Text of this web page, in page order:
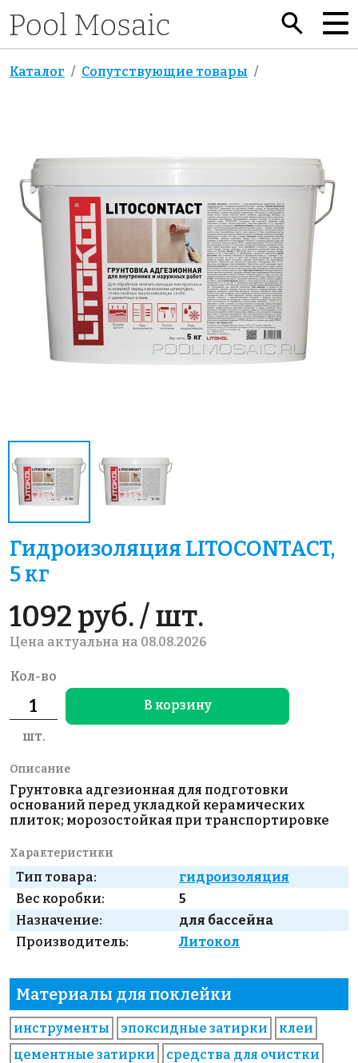
Каталог Сопутствующие товары
Гидроизоляция LITOCONTACT,
5 кг
1092 руб. / шт.
Цена актуальна на 08.08.2026
Кол-во
шт.
В корзину
Описание
Грунтовка адгезионная для подготовки
оснований перед укладкой керамических
плиток; морозостойкая при транспортировке
Характеристики
Тип товара:
гидроизоляция
Вес коробки:
5
Назначение:
для бассейна
Производитель:
Литокол
Материалы для поклейки
инструменты эпоксидные затирки
клеи
цементные затирки
средства для очистки